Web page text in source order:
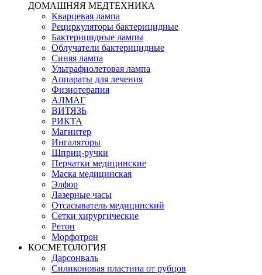
ДОМАШНЯЯ МЕДТЕХНИКА
Кварцевая лампа
Рециркуляторы бактерицидные
Бактерицидные лампы
Облучатели бактерицидные
Синяя лампа
Ультрафиолетовая лампа
Аппараты для лечения
Физиотерапия
АЛМАГ
ВИТЯЗЬ
РИКТА
Магнитер
Ингаляторы
Шприц-ручки
Перчатки медицинские
Маска медицинская
Элфор
Лазерные часы
Отсасыватель медицинский
Сетки хирургические
Ретон
Морфотрон
КОСМЕТОЛОГИЯ
Дарсонваль
Силиконовая пластина от рубцов